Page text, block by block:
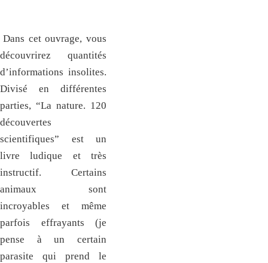
Dans cet ouvrage, vous
découvrirez quantités
d’informations insolites.
Divisé en différentes
parties, “La nature. 120
découvertes
scientifiques” est un
livre ludique et très
instructif. Certains
animaux sont
incroyables et même
parfois effrayants (je
pense à un certain
parasite qui prend le